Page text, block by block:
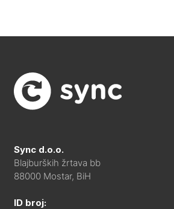
Sync d.o.o.
Blajburških žrtava bb
88000 Mostar, BiH
ID broj: